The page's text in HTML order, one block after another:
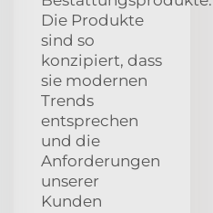
Die Produkte
sind so
konzipiert, dass
sie modernen
Trends
entsprechen
und die
Anforderungen
unserer
Kunden